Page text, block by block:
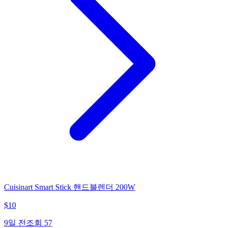
Cuisinart Smart Stick 핸드블렌더 200W
$10
9일 전 조회 57